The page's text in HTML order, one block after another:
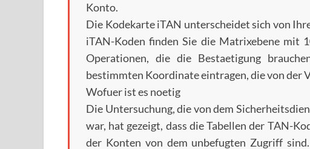
Konto.
Die Kodekarte iTAN unterscheidet sich von
iTAN-Koden finden Sie die Matrixebene mit
Operationen, die die Bestaetigung
bestimmten Koordinate eintragen, die von der
Wofuer ist es noetig
Die Untersuchung, die von dem
war, hat gezeigt, dass die Tabellen der TAN-
der Konten von dem unbefugten Zugriff